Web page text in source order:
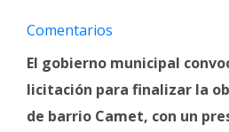
Fúnebres
Comentarios
El gobierno municipal
licitación para finalizar la
de barrio Camet, con un